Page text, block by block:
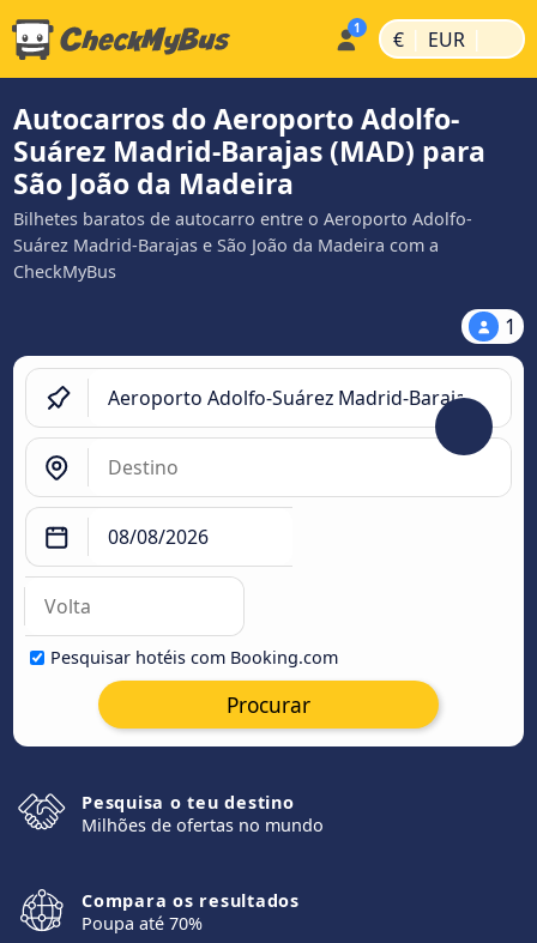
€ | EUR |
Autocarros do Aeroporto Adolfo-
Suárez Madrid-Barajas (MAD) para
São João da Madeira
Bilhetes baratos de autocarro entre o Aeroporto Adolfo-
Suárez Madrid-Barajas e São João da Madeira com a
CheckMyBus
1
Pesquisar hotéis com Booking.com
Procurar
Pesquisa o teu destino
Milhões de ofertas no mundo
Compara os resultados
Poupa até 70%